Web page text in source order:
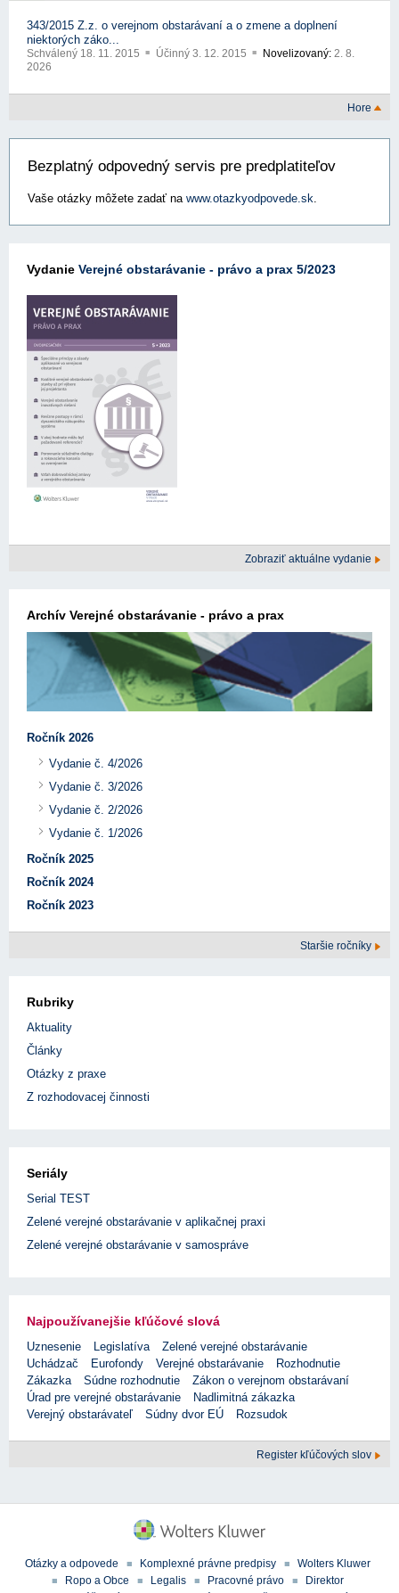
343/2015 Z.z. o verejnom obstarávaní a o zmene a doplnení
niektorých záko...
Schválený 18. 11. 2015 Účinný 3. 12. 2015 Novelizovaný: 2. 8.
2026
Hore
Bezplatný odpovedný servis pre predplatiteľov
Vaše otázky môžete zadať na www.otazkyodpovede.sk.
Vydanie Verejné obstarávanie - právo a prax 5/2023
Zobraziť aktuálne vydanie
Archív Verejné obstarávanie - právo a prax
Ročník 2026
Vydanie č. 4/2026
Vydanie č. 3/2026
Vydanie č. 2/2026
Vydanie č. 1/2026
Ročník 2025
Ročník 2024
Ročník 2023
Staršie ročníky
Rubriky
Aktuality
Články
Otázky z praxe
Z rozhodovacej činnosti
Seriály
Serial TEST
Zelené verejné obstarávanie v aplikačnej praxi
Zelené verejné obstarávanie v samospráve
Najpoužívanejšie kľúčové slová
Uznesenie Legislatíva
Zelené verejné obstarávanie
Uchádzač
Eurofondy Verejné obstarávanie
Rozhodnutie
Zákazka
Súdne rozhodnutie
Zákon o verejnom obstarávaní
Úrad pre verejné obstarávanie
Nadlimitná zákazka
Verejný obstarávateľ
Súdny dvor EÚ Rozsudok
Register kľúčových slov
Otázky a odpovede Komplexné právne predpisy
Wolters Kluwer
Ropo a Obce
Legalis Pracovné právo
Direktor